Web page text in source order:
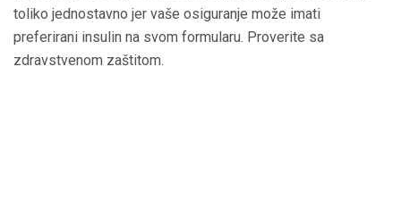
toliko jednostavno jer vaše osiguranje može imati
preferirani insulin na svom formularu. Proverite sa
zdravstvenom zaštitom.